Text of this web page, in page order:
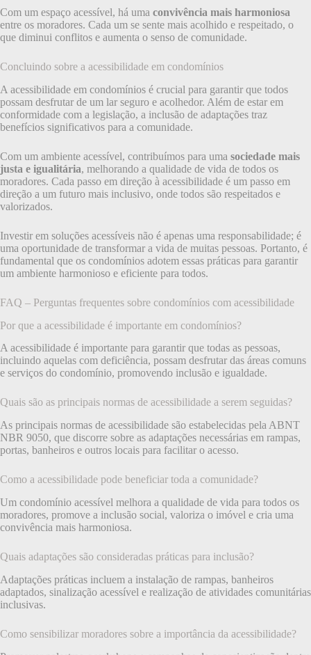
Com um espaço acessível, há uma convivência mais harmoniosa
entre os moradores. Cada um se sente mais acolhido e respeitado, o
que diminui conflitos e aumenta o senso de comunidade.
Concluindo sobre a acessibilidade em condomínios
A acessibilidade em condomínios é crucial para garantir que todos
possam desfrutar de um lar seguro e acolhedor. Além de estar em
conformidade com a legislação, a inclusão de adaptações traz
benefícios significativos para a comunidade.
Com um ambiente acessível, contribuímos para uma sociedade mais
justa e igualitária, melhorando a qualidade de vida de todos os
moradores. Cada passo em direção à acessibilidade é um passo em
direção a um futuro mais inclusivo, onde todos são respeitados e
valorizados.
Investir em soluções acessíveis não é apenas uma responsabilidade; é
uma oportunidade de transformar a vida de muitas pessoas. Portanto, é
fundamental que os condomínios adotem essas práticas para garantir
um ambiente harmonioso e eficiente para todos.
FAQ – Perguntas frequentes sobre condomínios com acessibilidade
Por que a acessibilidade é importante em condomínios?
A acessibilidade é importante para garantir que todas as pessoas,
incluindo aquelas com deficiência, possam desfrutar das áreas comuns
e serviços do condomínio, promovendo inclusão e igualdade.
Quais são as principais normas de acessibilidade a serem seguidas?
As principais normas de acessibilidade são estabelecidas pela ABNT
NBR 9050, que discorre sobre as adaptações necessárias em rampas,
portas, banheiros e outros locais para facilitar o acesso.
Como a acessibilidade pode beneficiar toda a comunidade?
Um condomínio acessível melhora a qualidade de vida para todos os
moradores, promove a inclusão social, valoriza o imóvel e cria uma
convivência mais harmoniosa.
Quais adaptações são consideradas práticas para inclusão?
Adaptações práticas incluem a instalação de rampas, banheiros
adaptados, sinalização acessível e realização de atividades comunitárias
inclusivas.
Como sensibilizar moradores sobre a importância da acessibilidade?